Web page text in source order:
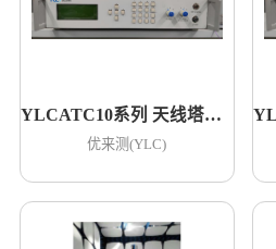
YLCATC10系列 天线塔控制器
优来测(YLC)